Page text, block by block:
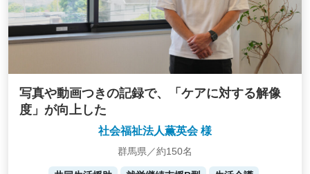
写真や動画つきの記録で、「ケアに対する解像
度」が向上した
社会福祉法人薫英会 様
群馬県／約150名